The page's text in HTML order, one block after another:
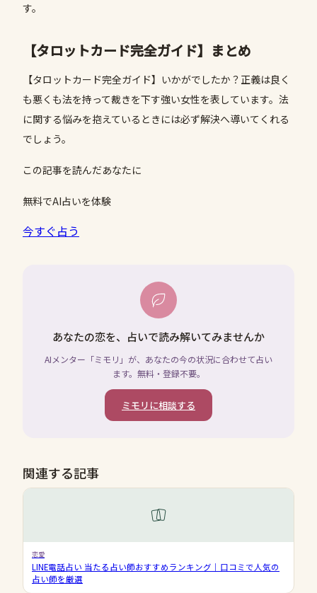
す。
【タロットカード完全ガイド】まとめ
【タロットカード完全ガイド】いかがでしたか？正義は良く
も悪くも法を持って裁きを下す強い女性を表しています。法
に関する悩みを抱えているときには必ず解決へ導いてくれる
でしょう。
この記事を読んだあなたに
無料でAI占いを体験
今すぐ占う
あなたの恋を、占いで読み解いてみませんか
AIメンター「ミモリ」が、あなたの今の状況に合わせて占い
ます。無料・登録不要。
ミモリに相談する
関連する記事
恋愛
LINE電話占い 当たる占い師おすすめランキング｜口コミで人気の
占い師を厳選